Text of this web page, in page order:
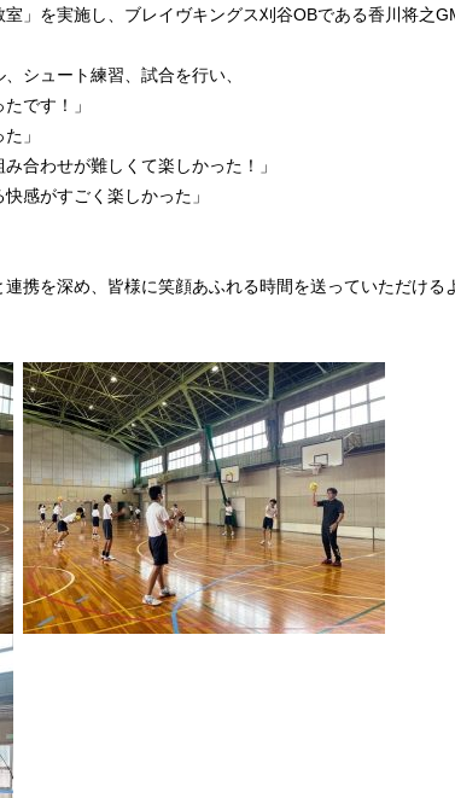
」を実施し、ブレイヴキングス刈谷OBである香川将之
シュート練習、試合を行い、
です！」
」
合わせが難しくて楽しかった！」
感がすごく楽しかった」
携を深め、皆様に笑顔あふれる時間を送っていただける